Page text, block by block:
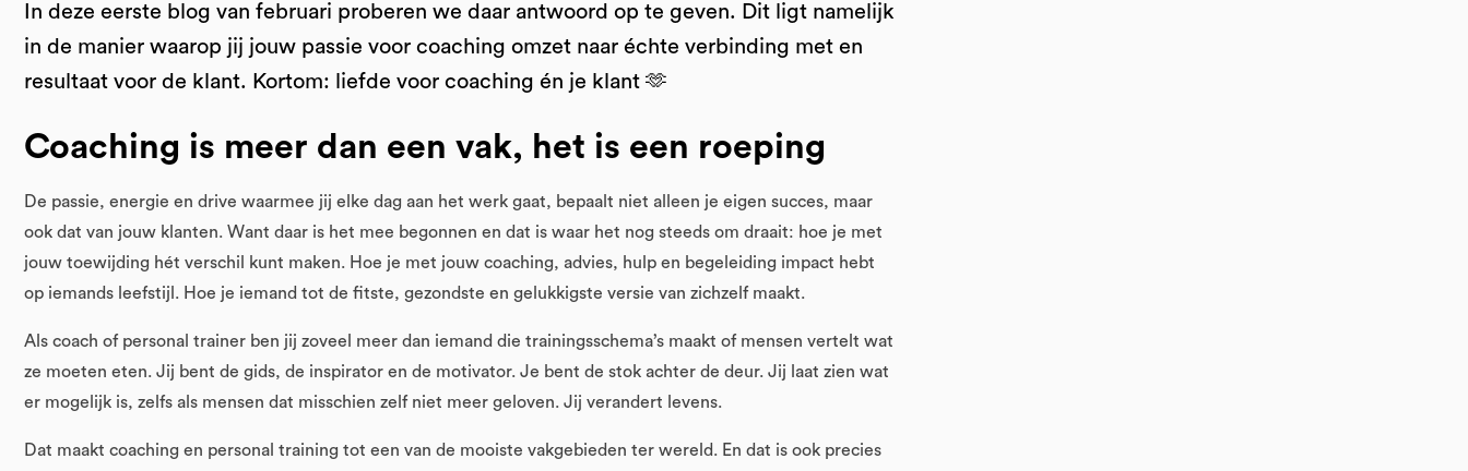
In deze eerste blog van februari proberen we daar antwoord op te geven. Dit ligt namelijk
in de manier waarop jij jouw passie voor coaching omzet naar échte verbinding met en
resultaat voor de klant. Kortom: liefde voor coaching én je klant 🫶
Coaching is meer dan een vak, het is een roeping
De passie, energie en drive waarmee jij elke dag aan het werk gaat, bepaalt niet alleen je eigen succes, maar
ook dat van jouw klanten. Want daar is het mee begonnen en dat is waar het nog steeds om draait: hoe je met
jouw toewijding hét verschil kunt maken. Hoe je met jouw coaching, advies, hulp en begeleiding impact hebt
op iemands leefstijl. Hoe je iemand tot de fitste, gezondste en gelukkigste versie van zichzelf maakt.
Als coach of personal trainer ben jij zoveel meer dan iemand die trainingsschema’s maakt of mensen vertelt wat
ze moeten eten. Jij bent de gids, de inspirator en de motivator. Je bent de stok achter de deur. Jij laat zien wat
er mogelijk is, zelfs als mensen dat misschien zelf niet meer geloven. Jij verandert levens.
Dat maakt coaching en personal training tot een van de mooiste vakgebieden ter wereld. En dat is ook precies